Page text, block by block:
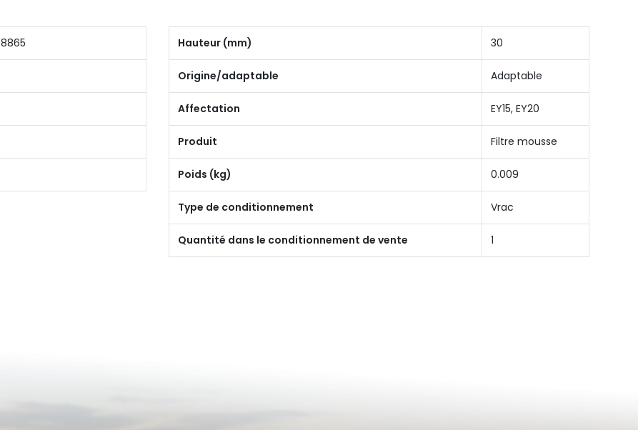
Hauteur (mm) 30
Origine/adaptable Adaptable
Affectation EY15, EY20
Produit Filtre mousse
Poids (kg) 0.009
Type de conditionnement Vrac
Quantité dans le conditionnement de vente 1